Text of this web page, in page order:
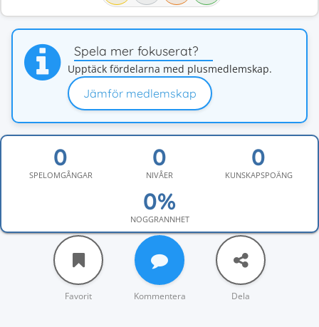
Spela mer fokuserat?
Upptäck fördelarna med plusmedlemskap.
Jämför medlemskap
SPELOMGÅNGAR NIVÅER KUNSKAPSPOÄNG
NOGGRANNHET
Favorit Kommentera Dela